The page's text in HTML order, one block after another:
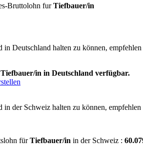
Bruttolohn furTiefbauer/in
in Deutschland halten zu können,
Tiefbauer/in in Deutschland verfügbar.
in der Schweiz halten zu können,
fürTiefbauer/in in der Schweiz :